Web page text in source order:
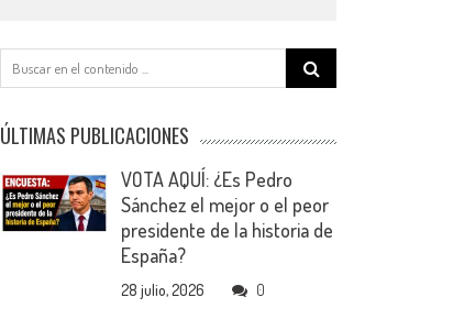
Search
for:
ÚLTIMAS PUBLICACIONES
VOTA AQUÍ: ¿Es Pedro
Sánchez el mejor o el peor
presidente de la historia de
España?
28 julio, 2026 0